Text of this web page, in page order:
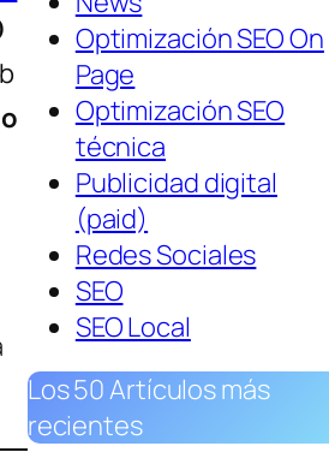
Optimización SEO On
Page
Optimización SEO
técnica
Publicidad digital
(paid)
Redes Sociales
SEO
SEO Local
Los 50 Artículos más
recientes